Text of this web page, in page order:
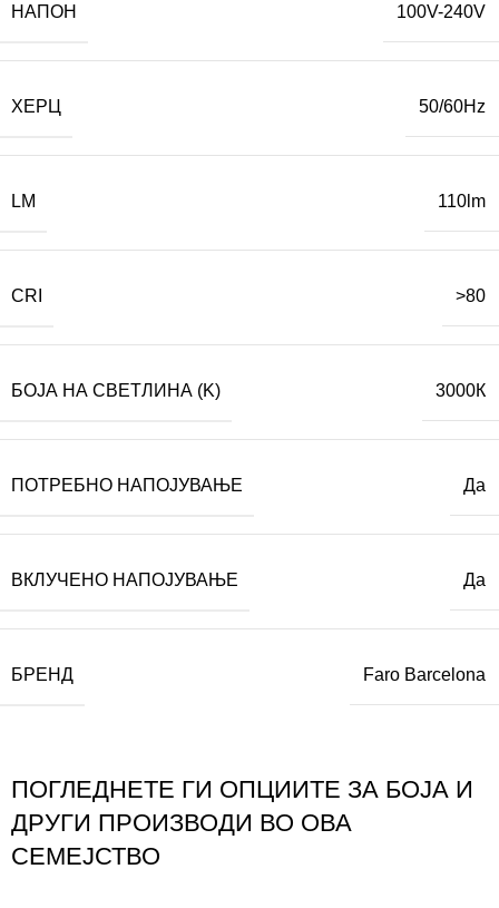
НАПОН 100V-240V
ХЕРЦ 50/60Hz
LM 110lm
CRI >80
БОЈА НА СВЕТЛИНА (K) 3000К
ПОТРЕБНО НАПОЈУВАЊЕ Да
ВКЛУЧЕНО НАПОЈУВАЊЕ Да
БРЕНД Faro Barcelona
ПОГЛЕДНЕТЕ ГИ ОПЦИИТЕ ЗА БОЈА И
ДРУГИ ПРОИЗВОДИ ВО ОВА
СЕМЕЈСТВО